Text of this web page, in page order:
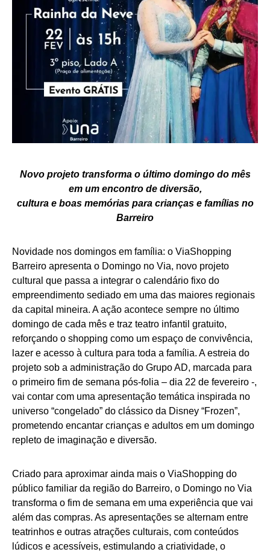
Novo projeto transforma o último domingo do mês
em um encontro de diversão,
cultura e boas memórias para crianças e famílias no
Barreiro
Novidade nos domingos em família: o ViaShopping
Barreiro apresenta o Domingo no Via, novo projeto
cultural que passa a integrar o calendário fixo do
empreendimento sediado em uma das maiores regionais
da capital mineira. A ação acontece sempre no último
domingo de cada mês e traz teatro infantil gratuito,
reforçando o shopping como um espaço de convivência,
lazer e acesso à cultura para toda a família. A estreia do
projeto sob a administração do Grupo AD, marcada para
o primeiro fim de semana pós-folia – dia 22 de fevereiro -,
vai contar com uma apresentação temática inspirada no
universo “congelado” do clássico da Disney “Frozen”,
prometendo encantar crianças e adultos em um domingo
repleto de imaginação e diversão.
Criado para aproximar ainda mais o ViaShopping do
público familiar da região do Barreiro, o Domingo no Via
transforma o fim de semana em uma experiência que vai
além das compras. As apresentações se alternam entre
teatrinhos e outras atrações culturais, com conteúdos
lúdicos e acessíveis, estimulando a criatividade, o